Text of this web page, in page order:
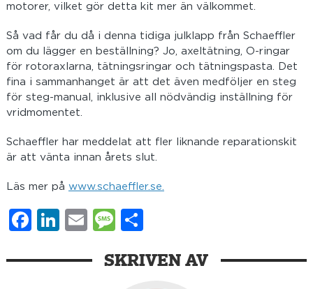
motorer, vilket gör detta kit mer än välkommet.
Så vad får du då i denna tidiga julklapp från Schaeffler
om du lägger en beställning? Jo, axeltätning, O-ringar
för rotoraxlarna, tätningsringar och tätningspasta. Det
fina i sammanhanget är att det även medföljer en steg
för steg-manual, inklusive all nödvändig inställning för
vridmomentet.
Schaeffler har meddelat att fler liknande reparationskit
är att vänta innan årets slut.
Läs mer på www.schaeffler.se.
Facebook
LinkedIn
EmailMessage
SKRIVEN AV